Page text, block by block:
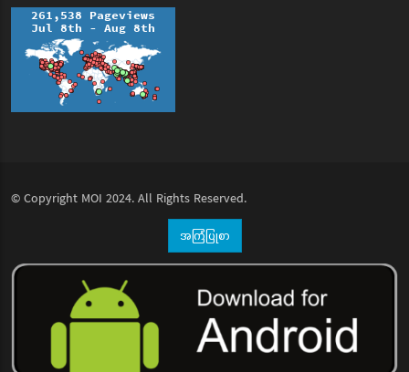
© Copyright MOI 2024. All Rights Reserved.
အကြံပြုစာ